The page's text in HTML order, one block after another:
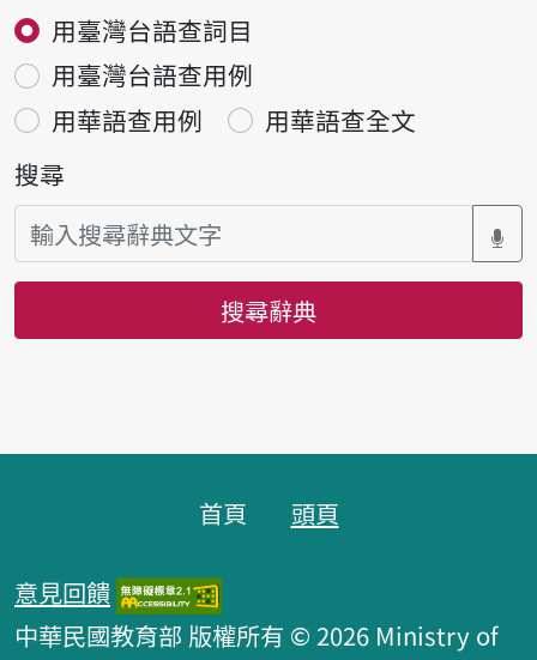
用臺灣台語查詞目
用臺灣台語查用例
用華語查用例
用華語查全文
搜尋
搜尋辭典
首頁 頭頁
意見回饋
中華民國教育部 版權所有 © 2026 Ministry of